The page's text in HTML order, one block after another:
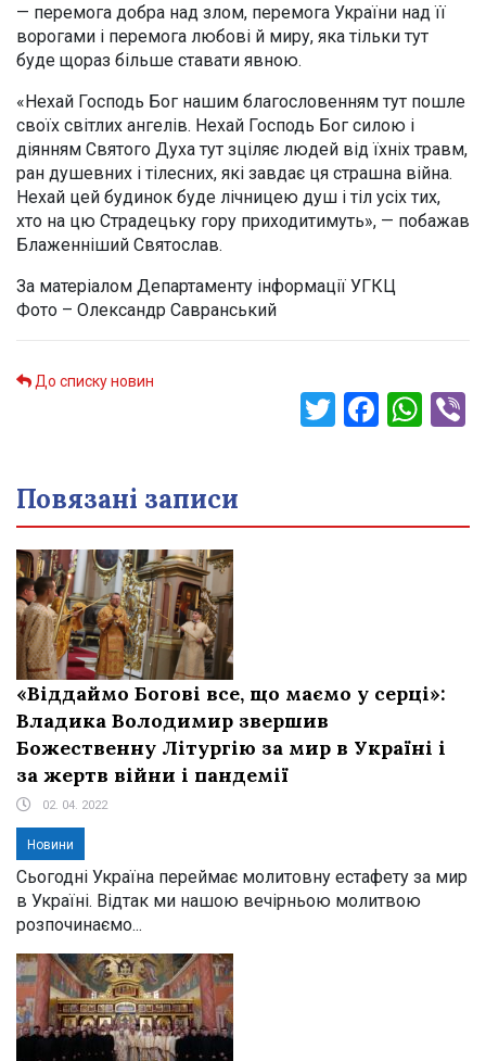
— перемога добра над злом, перемога України над її
ворогами і перемога любові й миру, яка тільки тут
буде щораз більше ставати явною.
«Нехай Господь Бог нашим благословенням тут пошле
своїх світлих ангелів. Нехай Господь Бог силою і
діянням Святого Духа тут зціляє людей від їхніх травм,
ран душевних і тілесних, які завдає ця страшна війна.
Нехай цей будинок буде лічницею душ і тіл усіх тих,
хто на цю Страдецьку гору приходитимуть», — побажав
Блаженніший Святослав.
За матеріалом Департаменту інформації УГКЦ
Фото – Олександр Савранський
До списку новин
Twitter
Повязані записи
«Віддаймо Богові все, що маємо у серці»:
Владика Володимир звершив
Божественну Літургію за мир в Україні і
за жертв війни і пандемії
02. 04. 2022
Новини
Сьогодні Україна переймає молитовну естафету за мир
в Україні. Відтак ми нашою вечірньою молитвою
розпочинаємо...